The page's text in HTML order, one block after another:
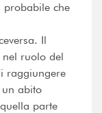
probabile che
Il
ruolo del
raggiungere
un abito
parte